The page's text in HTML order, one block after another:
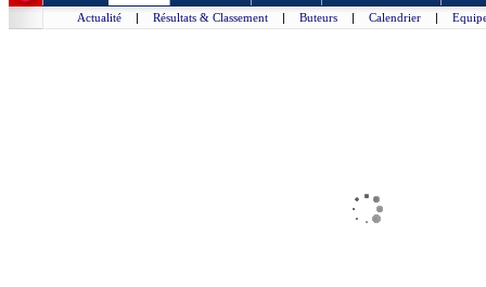
Actualité | Résultats & Classement | Buteurs | Calendrier |